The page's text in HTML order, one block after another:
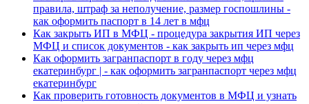
правила, штраф за неполучение, размер госпошлины -
как оформить паспорт в 14 лет в мфц
Как закрыть ИП в МФЦ - процедура закрытия ИП через
МФЦ и список документов - как закрыть ип через мфц
Как оформить загранпаспорт в году через мфц
екатеринбург | - как оформить загранпаспорт через мфц
екатеринбург
Как проверить готовность документов в МФЦ и узнать